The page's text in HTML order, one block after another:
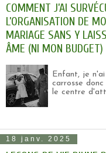
COMMENT J’AI
L’ORGANISATION DE
MARIAGE SANS Y
ÂME (NI MON BUDGET)
Enfant, je
carrosse
le centre
18 janv. 2025